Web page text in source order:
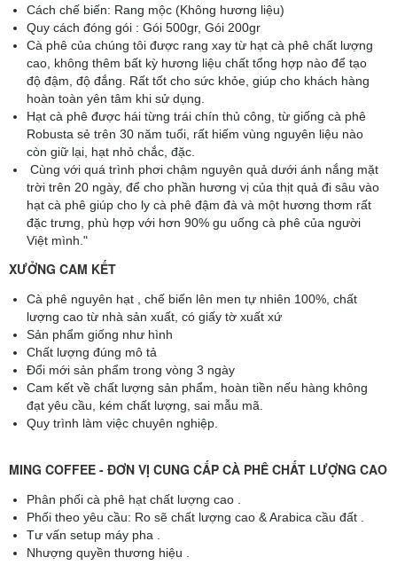
Cách chế biến: Rang mộc (Không hương liệu)
Quy cách đóng gói : Gói 500gr, Gói 200gr
Cà phê của chúng tôi được rang xay từ hạt cà phê chất lượng
cao, không thêm bất kỳ hương liệu chất tổng hợp nào để tạo
độ đậm, độ đắng. Rất tốt cho sức khỏe, giúp cho khách hàng
hoàn toàn yên tâm khi sử dụng.
Hạt cà phê được hái từng trái chín thủ công, từ giống cà phê
Robusta sẻ trên 30 năm tuổi, rất hiếm vùng nguyên liệu nào
còn giữ lại, hạt nhỏ chắc, đặc.
Cùng với quá trình phơi chậm nguyên quả dưới ánh nắng mặt
trời trên 20 ngày, để cho phần hương vị của thịt quả đi sâu vào
hạt cà phê giúp cho ly cà phê đậm đà và một hương thơm rất
đặc trưng, phù hợp với hơn 90% gu uống cà phê của người
Việt mình."
XƯỞNG CAM KẾT
Cà phê nguyên hạt , chế biến lên men tự nhiên 100%, chất
lượng cao từ nhà sản xuất, có giấy tờ xuất xứ
Sản phẩm giống như hình
Chất lượng đúng mô tả
Đổi mới sản phẩm trong vòng 3 ngày
Cam kết về chất lượng sản phẩm, hoàn tiền nếu hàng không
đạt yêu cầu, kém chất lượng, sai mẫu mã.
Quy trình làm việc chuyên nghiệp.
MING COFFEE - ĐƠN VỊ CUNG CẤP CÀ PHÊ CHẤT LƯỢNG CAO
Phân phối cà phê hạt chất lượng cao .
Phối theo yêu cầu: Ro sẽ chất lượng cao & Arabica cầu đất .
Tư vấn setup máy pha .
Nhượng quyền thương hiệu .